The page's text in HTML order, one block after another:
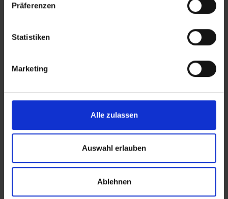
Präferenzen
Statistiken
Marketing
Alle zulassen
Auswahl erlauben
Ablehnen